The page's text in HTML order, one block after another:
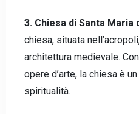
3. Chiesa di Santa Maria
chiesa, situata
architettura medievale.
opere d’arte, la chiesa è
spiritualità.